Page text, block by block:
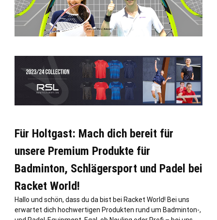
Für Holtgast: Mach dich bereit für
unsere Premium Produkte für
Badminton, Schlägersport und Padel bei
Racket World!
Hallo und schön, dass du da bist bei Racket World! Bei uns
erwartet dich hochwertigen Produkten rund um Badminton-,